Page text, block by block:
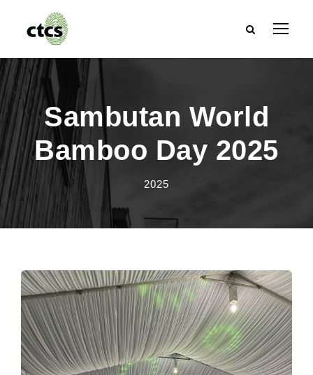
Sambutan World
Bamboo Day 2025
2025